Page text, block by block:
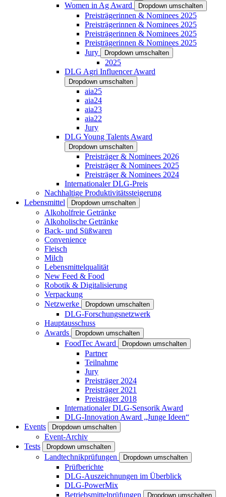
Women in Ag Award Dropdown umschalten
Preisträgerinnen & Nominees 2025
Preisträgerinnen & Nominees 2025
Preisträgerinnen & Nominees 2025
Preisträgerinnen & Nominees 2025
Jury
Dropdown umschalten
2025
DLG Agri Influencer Award
Dropdown umschalten
aia25
aia24
aia23
aia22
Jury
DLG Young Talents Award
Dropdown umschalten
Preisträger & Nominees 2026
Preisträger & Nominees 2025
Preisträger & Nominees 2024
Internationaler DLG-Preis
Nachhaltige Produktivitätssteigerung
Lebensmittel
Dropdown umschalten
Alkoholfreie Getränke
Alkoholische Getränke
Back- und Süßwaren
Convenience
Fleisch
Milch
Lebensmittelqualität
New Feed & Food
Robotik & Digitalisierung
Verpackung
Netzwerke
Dropdown umschalten
DLG-Forschungsnetzwerk
Hauptausschuss
Awards
Dropdown umschalten
FoodTec Award Dropdown umschalten
Partner
Teilnahme
Jury
Preisträger 2024
Preisträger 2021
Preisträger 2018
Internationaler DLG-Sensorik Award
DLG-Innovation Award „Junge Ideen“
Events
Dropdown umschalten
Event-Archiv
Tests
Dropdown umschalten
Landtechnikprüfungen Dropdown umschalten
Prüfberichte
DLG-Auszeichnungen im Überblick
DLG-PowerMix
Betriebsmittelprüfungen
Dropdown umschalten